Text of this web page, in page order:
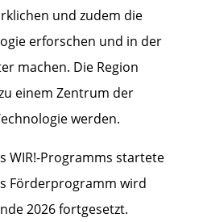
und zudem die
erforschen und in der
machen. Die Region
einem Zentrum der
werden.
WIR!-Programms startete
Förderprogramm wird
2026 fortgesetzt.